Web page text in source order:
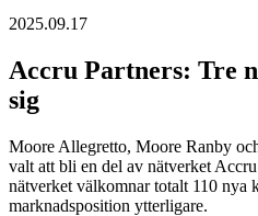
2025.09.17
Accru Partners: Tre
sig
Moore Allegretto, Moore Ranby
valt att bli en del av nätverket
nätverket välkomnar totalt 110 nya
marknadsposition ytterligare.